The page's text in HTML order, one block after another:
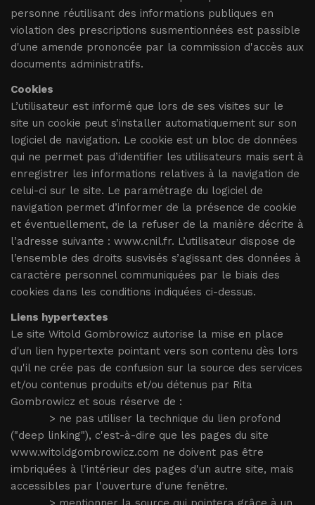
personne réutilisant des informations publiques en
violation des prescriptions susmentionnées est passible
d'une amende prononcée par la commission d'accès aux
documents administratifs.
Cookies
L’utilisateur est informé que lors de ses visites sur le
site un cookie peut s’installer automatiquement sur son
logiciel de navigation. Le cookie est un bloc de données
qui ne permet pas d’identifier les utilisateurs mais sert à
enregistrer les informations relatives à la navigation de
celui-ci sur le site. Le paramétrage du logiciel de
navigation permet d’informer de la présence de cookie
et éventuellement, de la refuser de la manière décrite à
l’adresse suivante : www.cnil.fr. L’utilisateur dispose de
l’ensemble des droits susvisés s’agissant des données à
caractère personnel communiquées par le biais des
cookies dans les conditions indiquées ci-dessus.
Liens hypertextes
Le site Witold Gombrowicz autorise la mise en place
d'un lien hypertexte pointant vers son contenu dès lors
qu'il ne crée pas de confusion sur la source des services
et/ou contenus produits et/ou détenus par Rita
Gombrowicz et sous réserve de :
> ne pas utiliser la technique du lien profond
("deep linking"), c'est-à-dire que les pages du site
www.witoldgombrowicz.com ne doivent pas être
imbriquées à l'intérieur des pages d'un autre site, mais
accessibles par l'ouverture d'une fenêtre.